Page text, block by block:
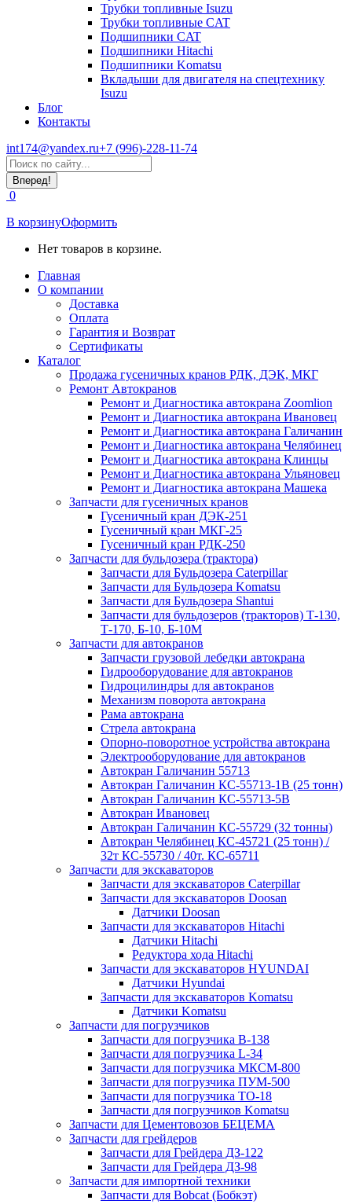
Трубки топливные Isuzu
Трубки топливные CAT
Подшипники CAT
Подшипники Hitachi
Подшипники Komatsu
Вкладыши для двигателя на спецтехнику
Isuzu
Блог
Контакты
int174@yandex.ru+7 (996)-228-11-74
Страница
WhatsApp
открывается
в
новом
окне
Поиск:
0
В корзинуОформить
Нет товаров в корзине.
Главная
О компании
Доставка
Оплата
Гарантия и Возврат
Сертификаты
Каталог
Продажа гусеничных кранов РДК, ДЭК, МКГ
Ремонт Автокранов
Ремонт и Диагностика автокрана Zoomlion
Ремонт и Диагностика автокрана Ивановец
Ремонт и Диагностика автокрана Галичанин
Ремонт и Диагностика автокрана Челябинец
Ремонт и Диагностика автокрана Клинцы
Ремонт и Диагностика автокрана Ульяновец
Ремонт и Диагностика автокрана Машека
Запчасти для гусеничных кранов
Гусеничный кран ДЭК-251
Гусеничный кран МКГ-25
Гусеничный кран РДК-250
Запчасти для бульдозера (трактора)
Запчасти для Бульдозера Caterpillar
Запчасти для Бульдозера Komatsu
Запчасти для Бульдозера Shantui
Запчасти для бульдозеров (тракторов) Т-130,
Т-170, Б-10, Б-10М
Запчасти для автокранов
Запчасти грузовой лебедки автокрана
Гидрооборудование для автокранов
Гидроцилиндры для автокранов
Механизм поворота автокрана
Рама автокрана
Стрела автокрана
Опорно-поворотное устройства автокрана
Электрооборудование для автокранов
Автокран Галичанин 55713
Автокран Галичанин КС-55713-1В (25 тонн)
Автокран Галичанин КС-55713-5В
Автокран Ивановец
Автокран Галичанин КС-55729 (32 тонны)
Автокран Челябинец КС-45721 (25 тонн) /
32т КС-55730 / 40т. КС-65711
Запчасти для экскаваторов
Запчасти для экскаваторов Caterpillar
Запчасти для экскаваторов Doosan
Датчики Doosan
Запчасти для экскаваторов Hitachi
Датчики Hitachi
Редуктора хода Hitachi
Запчасти для экскаваторов HYUNDAI
Датчики Hyundai
Запчасти для экскаваторов Komatsu
Датчики Komatsu
Запчасти для погрузчиков
Запчасти для погрузчика B-138
Запчасти для погрузчика L-34
Запчасти для погрузчика МКСМ-800
Запчасти для погрузчика ПУМ-500
Запчасти для погрузчика ТО-18
Запчасти для погрузчиков Komatsu
Запчасти для Цементовозов БЕЦЕМА
Запчасти для грейдеров
Запчасти для Грейдера ДЗ-122
Запчасти для Грейдера ДЗ-98
Запчасти для импортной техники
Запчасти для Bobcat (Бобкэт)